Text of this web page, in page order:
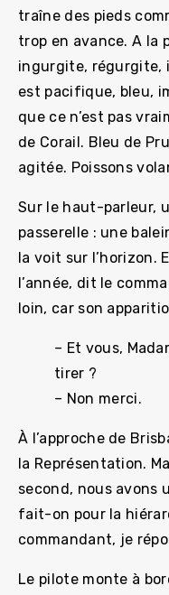
traîne des pieds
trop en avance. A la
ingurgite, régurgite,
est pacifique, bleu,
que ce n’est pas
de Corail. Bleu de
agitée. Poissons
Sur le haut-parleur,
passerelle : une
la voit sur l’horizon.
l’année, dit le
loin, car son
– Et vous,
tirer ?
– Non merci.
À l’approche de
la Représentation.
second, nous avons
fait-on pour la
commandant, je
Le pilote monte à